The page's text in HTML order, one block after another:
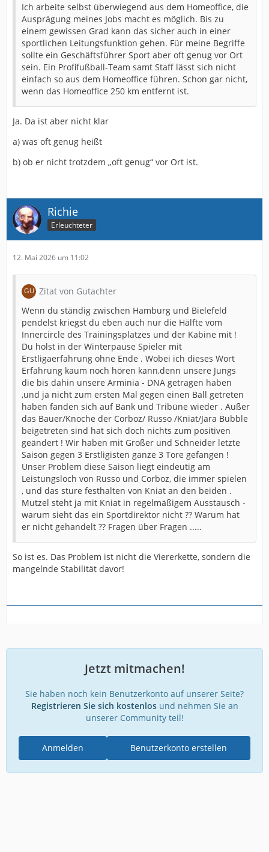
Ich arbeite selbst überwiegend aus dem Homeoffice, die
Ausprägung meines Jobs macht es möglich. Bis zu
einem gewissen Grad kann das sicher auch in einer
sportlichen Leitungsfunktion gehen. Für meine Begriffe
sollte ein Geschäftsführer Sport aber oft genug vor Ort
sein. Ein Profifußball-Team samt Staff lässt sich nicht
einfach so aus dem Homeoffice führen. Schon gar nicht,
wenn das Homeoffice 250 km entfernt ist.
Ja. Da ist aber nicht klar
a) was oft genug heißt
b) ob er nicht trotzdem „oft genug“ vor Ort ist.
Richie
Erleuchteter
12. Mai 2026 um 11:02
Zitat von Gutachter
Wenn du ständig zwischen Hamburg und Bielefeld
pendelst kriegst du eben auch nur die Hälfte vom
Innercircle des Trainingsplatzes und der Kabine mit !
Du holst in der Winterpause Spieler mit
Erstligaerfahrung ohne Ende . Wobei ich dieses Wort
Erfahrung kaum noch hören kann,denn unsere Jungs
die bis dahin unsere Arminia - DNA getragen haben
,und ja nicht zum ersten Mal gegen einen Ball getreten
haben fanden sich auf Bank und Tribüne wieder . Außer
das Bauer/Knoche der Corboz/ Russo /Kniat/Jara Bubble
beigetreten sind hat sich doch nichts zum positiven
geändert ! Wir haben mit Großer und Schneider letzte
Saison gegen 3 Erstligisten ganze 3 Tore gefangen !
Unser Problem diese Saison liegt eindeutig am
Leistungsloch von Russo und Corboz, die immer spielen
, und das sture festhalten von Kniat an den beiden .
Mutzel steht ja mit Kniat in regelmäßigem Ausstausch -
warum sieht das ein Sportdirektor nicht ?? Warum hat
er nicht gehandelt ?? Fragen über Fragen .....
So ist es. Das Problem ist nicht die Viererkette, sondern die
mangelnde Stabilität davor!
Jetzt mitmachen!
Sie haben noch kein Benutzerkonto auf unserer Seite?
Registrieren Sie sich kostenlosund nehmen Sie an
unserer Community teil!
Benutzerkonto erstellen
Anmelden